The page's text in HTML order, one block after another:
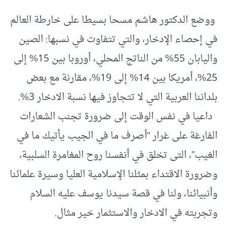
ووضع الدكتور هاشم مسحا بسيطا على خارطة العالم
في إحصاء الإدخار، والتي تتفاوت في نسبها: الصين
واليابان 55% من الناتج المحلي، أوروبا بين 15% إلى
25%، أمريكا بين 14% إلى 19%، مقارنة مع بعض
بلداننا العربية التي لا تتجاوز فيها نسبة الادخار 3%.
داعيا في نفس الوقت إلى ضرورة تجنب الشعارات
الفارغة على غرار “أصرف ما في الجيب يأتيك ما في
الغيب”، التى تخلق في أنفسنا روح المغامرة السلبية،
وضرورة الاقتداء بمثلنا الإسلامية العليا وسيرة علمائنا
وأنبيائنا، ولنا في قصة سيدنا يوسف عليه السلام
وتجربته في الادخار والاستثمار خير مثال.